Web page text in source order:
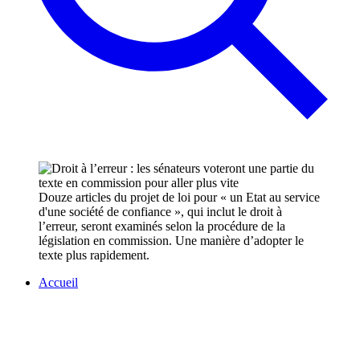
Douze articles du projet de loi pour « un Etat au service
d'une société de confiance », qui inclut le droit à
l’erreur, seront examinés selon la procédure de la
législation en commission. Une manière d’adopter le
texte plus rapidement.
Accueil